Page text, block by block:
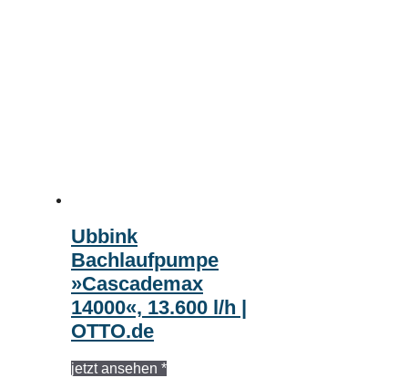
Ubbink
Bachlaufpumpe
»Cascademax
14000«, 13.600 l/h |
OTTO.de
jetzt ansehen *